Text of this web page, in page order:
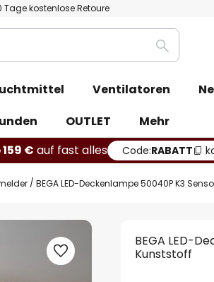
Tage kostenlose Retoure
Suche
Ventilatoren
OUTLET
Mehr
159 € auf fast alles Code:RABATT
BEGA LED-Deckenlampe 50040P K3
BEGA LED-
Kunststoff